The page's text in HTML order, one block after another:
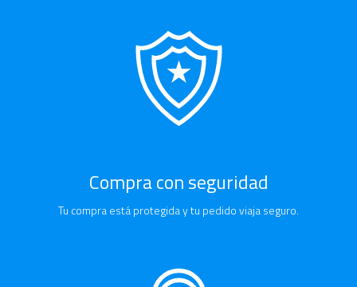
Compra con seguridad
Tu compra está protegida y tu pedido viaja seguro.